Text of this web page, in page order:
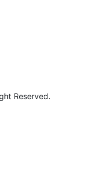
Reserved.